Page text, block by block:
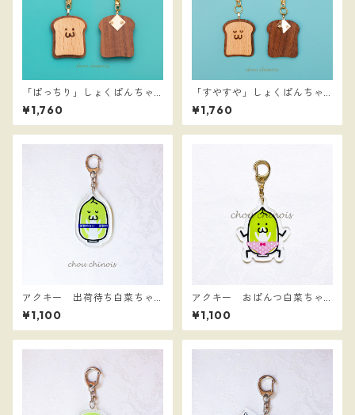
「ぱっちり」しょくぱんちゃ
んキーホルダー
¥1,760
「すやすや」しょくぱんちゃ
んキーホルダー
¥1,760
アクキー 出荷待ち白菜ちゃ
ん
¥1,100
アクキー おぱんつ白菜ちゃ
ん
¥1,100